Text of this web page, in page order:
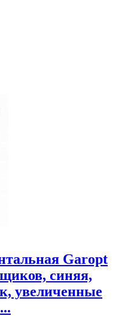
Garopt
синяя,
увеличенные